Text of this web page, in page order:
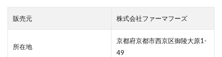
販売元 株式会社ファーマフーズ
所在地
京都府京都市西京区御陵大原1-
49